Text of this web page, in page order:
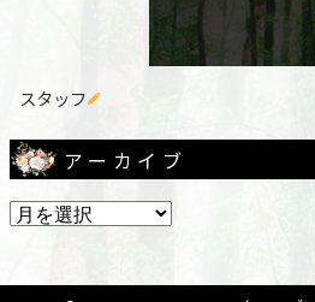
スタッフ
アーカイブ